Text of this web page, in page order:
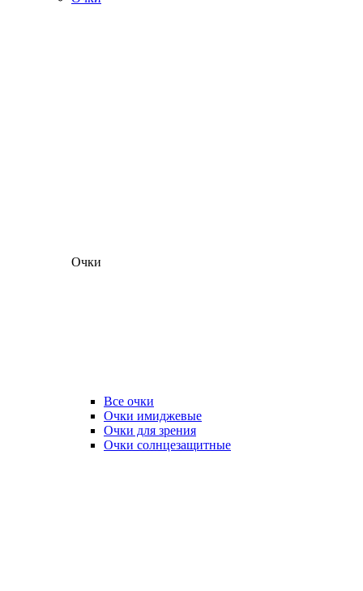
Очки
Все очки
Очки имиджевые
Очки для зрения
Очки солнцезащитные